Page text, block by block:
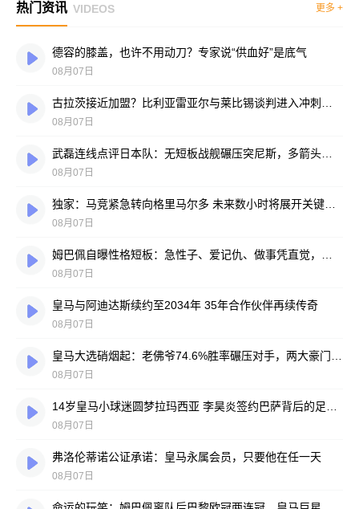
热门资讯 VIDEOS 更多 +
德容的膝盖，也许不用动刀？专家说“供血好”是底气
08月07日
08月07日
08月07日
08月07日
08月07日
皇马与阿迪达斯续约至2034年 35年合作伙伴再续传奇
08月07日
08月07日
08月07日
弗洛伦蒂诺公证承诺：皇马永属会员，只要他在任一天
08月07日